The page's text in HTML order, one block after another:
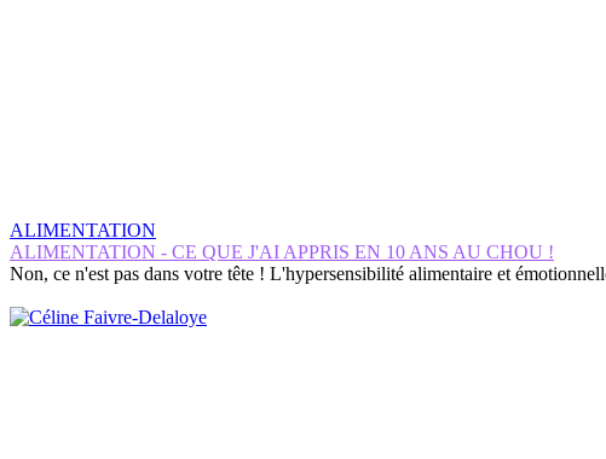
ALIMENTATION
ALIMENTATION - CE QUE J'AI APPRIS EN 10 ANS AU CHOU !
Non, ce n'est pas dans votre tête ! L'hypersensibilité alimentaire et